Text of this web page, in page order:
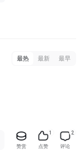
最热 最新 最早
赞赏
1
点赞
2
评论